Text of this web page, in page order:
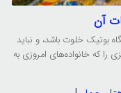
آن
بوتیک خلوت باشد، و نباید
را که خانواده‌های امروزی به